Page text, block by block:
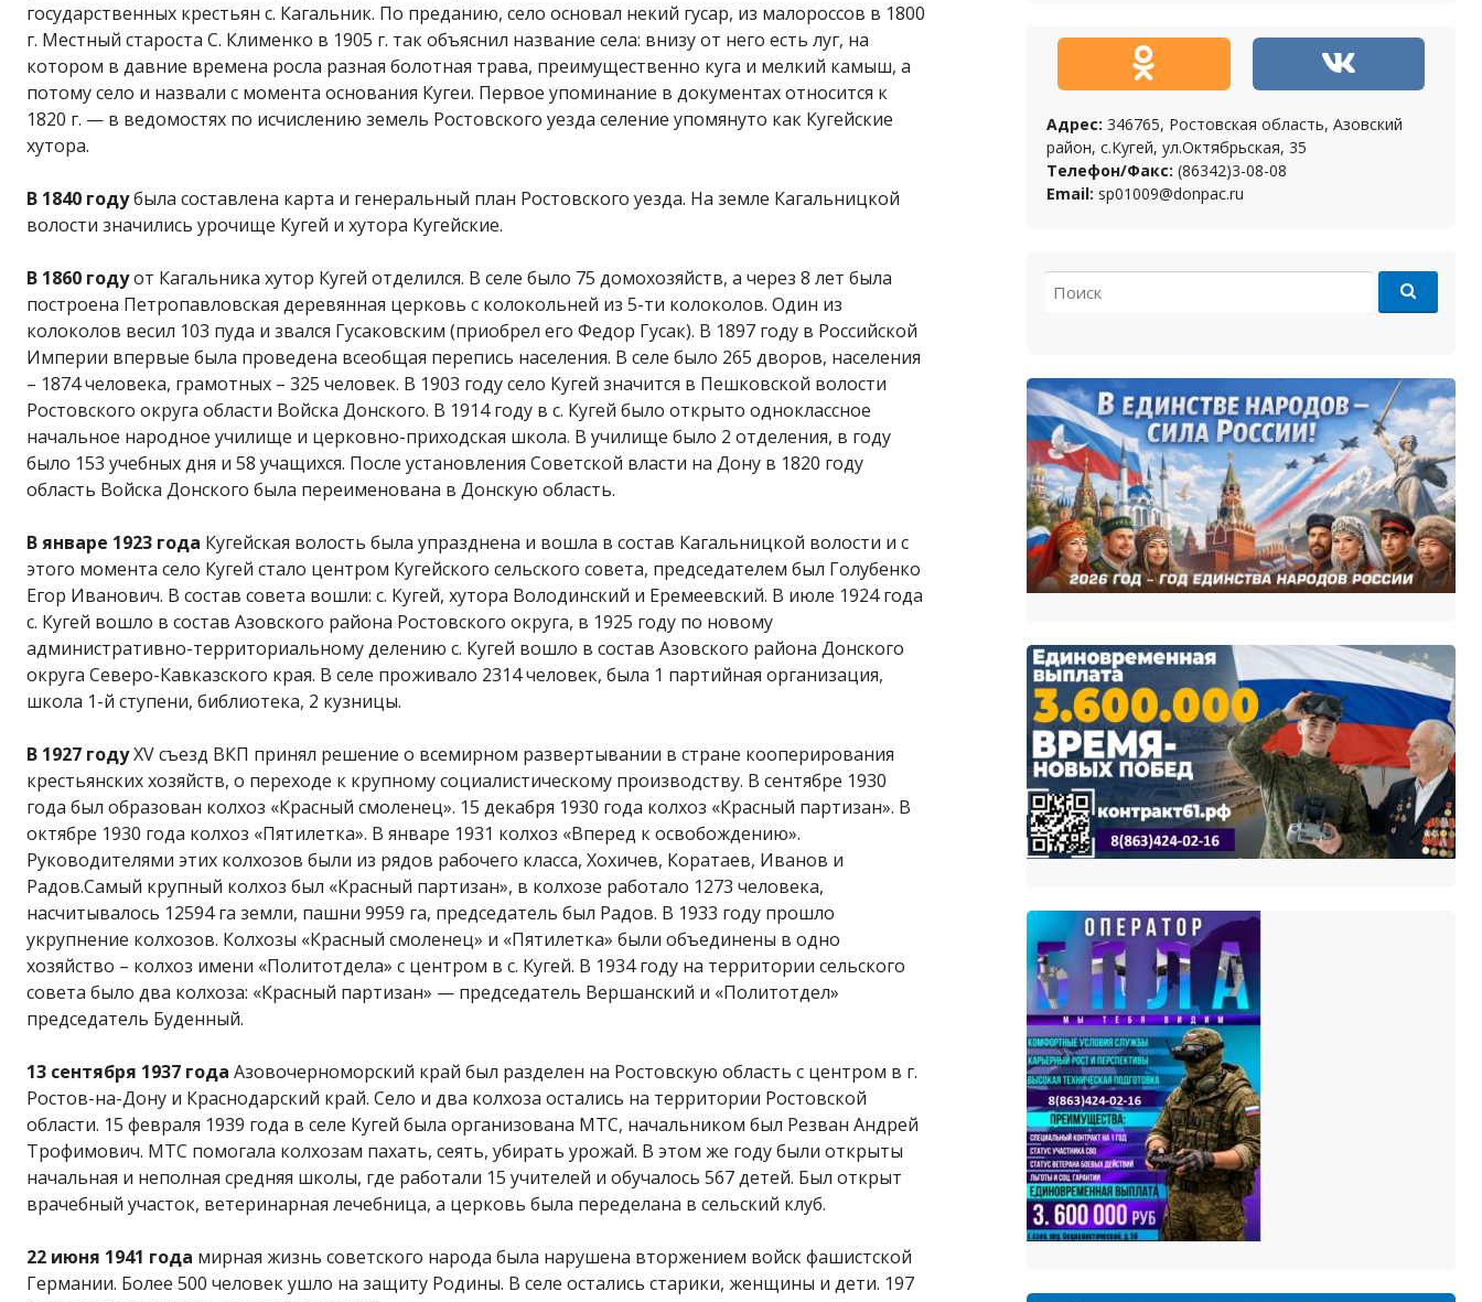
государственных крестьян с. Кагальник. По преданию, село основал некий гусар, из малороссов в 1800
г. Местный староста С. Клименко в 1905 г. так объяснил название села: внизу от него есть луг, на
котором в давние времена росла разная болотная трава, преимущественно куга и мелкий камыш, а
потому село и назвали с момента основания Кугеи. Первое упоминание в документах относится к
1820 г. — в ведомостях по исчислению земель Ростовского уезда селение упомянуто как Кугейские
хутора.
В 1840 годубыла составлена карта и генеральный план Ростовского уезда. На земле Кагальницкой
волости значились урочище Кугей и хутора Кугейские.
В 1860 годуот Кагальника хутор Кугей отделился. В селе было 75 домохозяйств, а через 8 лет была
построена Петропавловская деревянная церковь с колокольней из 5-ти колоколов. Один из
колоколов весил 103 пуда и звался Гусаковским (приобрел его Федор Гусак). В 1897 году в Российской
Империи впервые была проведена всеобщая перепись населения. В селе было 265 дворов, населения
– 1874 человека, грамотных – 325 человек. В 1903 году село Кугей значится в Пешковской волости
Ростовского округа области Войска Донского. В 1914 году в с. Кугей было открыто одноклассное
начальное народное училище и церковно-приходская школа. В училище было 2 отделения, в году
было 153 учебных дня и 58 учащихся. После установления Советской власти на Дону в 1820 году
область Войска Донского была переименована в Донскую область.
В январе 1923 года Кугейская волость была упразднена и вошла в состав Кагальницкой волости и с
этого момента село Кугей стало центром Кугейского сельского совета, председателем был Голубенко
Егор Иванович. В состав совета вошли: с. Кугей, хутора Володинский и Еремеевский. В июле 1924 года
с. Кугей вошло в состав Азовского района Ростовского округа, в 1925 году по новому
административно-территориальному делению с. Кугей вошло в состав Азовского района Донского
округа Северо-Кавказского края. В селе проживало 2314 человек, была 1 партийная организация,
школа 1-й ступени, библиотека, 2 кузницы.
В 1927 годуXV съезд ВКП принял решение о всемирном развертывании в стране кооперирования
крестьянских хозяйств, о переходе к крупному социалистическому производству. В сентябре 1930
года был образован колхоз «Красный смоленец». 15 декабря 1930 года колхоз «Красный партизан». В
октябре 1930 года колхоз «Пятилетка». В январе 1931 колхоз «Вперед к освобождению».
Руководителями этих колхозов были из рядов рабочего класса, Хохичев, Коратаев, Иванов и
Радов.Самый крупный колхоз был «Красный партизан», в колхозе работало 1273 человека,
насчитывалось 12594 га земли, пашни 9959 га, председатель был Радов. В 1933 году прошло
укрупнение колхозов. Колхозы «Красный смоленец» и «Пятилетка» были объединены в одно
хозяйство – колхоз имени «Политотдела» с центром в с. Кугей. В 1934 году на территории сельского
совета было два колхоза: «Красный партизан» — председатель Вершанский и «Политотдел»
председатель Буденный.
13 сентября 1937 года Азовочерноморский край был разделен на Ростовскую область с центром в г.
Ростов-на-Дону и Краснодарский край. Село и два колхоза остались на территории Ростовской
области. 15 февраля 1939 года в селе Кугей была организована МТС, начальником был Резван Андрей
Трофимович. МТС помогала колхозам пахать, сеять, убирать урожай. В этом же году были открыты
начальная и неполная средняя школы, где работали 15 учителей и обучалось 567 детей. Был открыт
врачебный участок, ветеринарная лечебница, а церковь была переделана в сельский клуб.
22 июня 1941 года мирная жизнь советского народа была нарушена вторжением войск фашистской
Германии. Более 500 человек ушло на защиту Родины. В селе остались старики, женщины и дети. 197
Адрес: 346765, Ростовская область, Азовский
район, с.Кугей, ул.Октябрьская, 35
Телефон/Факс: (86342)3-08-08
Email: sp01009@donpac.ru